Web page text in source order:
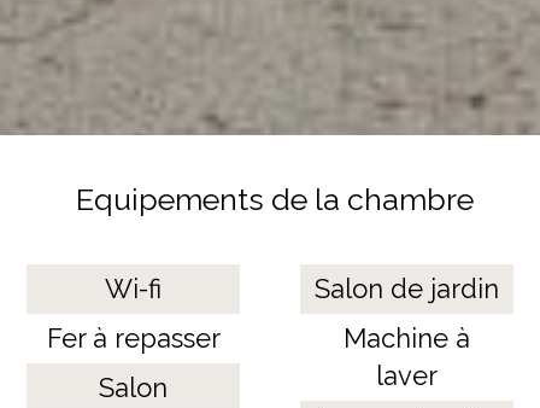
Equipements de la chambre
Wi-fi
Fer à repasser
Salon
Salon de jardin
Machine à
laver